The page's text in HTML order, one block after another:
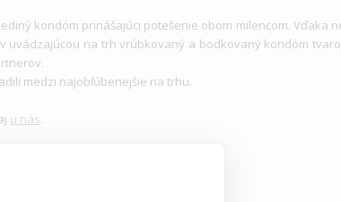
prinášajúci potešenie obom milencom. Vďaka
uvádzajúcou na trh vrúbkovaný a bodkovaný kondóm
medzi najobľúbenejšie na trhu.
u nás.